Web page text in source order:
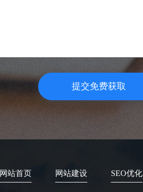
提交免费获取
网站首页 网站建设 SEO优化